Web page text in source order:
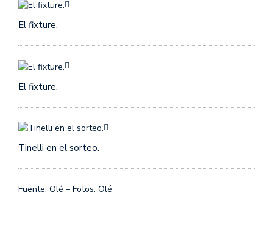
El fixture.
El fixture.
Tinelli en el sorteo.
Fuente: Olé – Fotos: Olé